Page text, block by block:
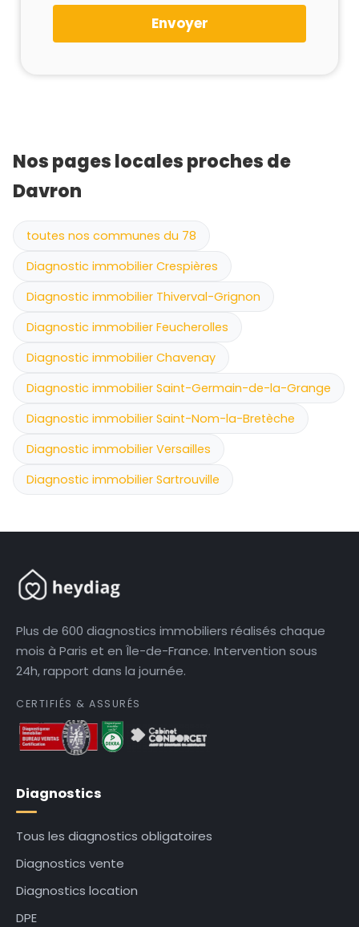
Envoyer
Nos pages locales proches de
Davron
toutes nos communes du 78
Diagnostic immobilier Crespières
Diagnostic immobilier Thiverval-Grignon
Diagnostic immobilier Feucherolles
Diagnostic immobilier Chavenay
Diagnostic immobilier Saint-Germain-de-la-Grange
Diagnostic immobilier Saint-Nom-la-Bretèche
Diagnostic immobilier Versailles
Diagnostic immobilier Sartrouville
Plus de 600 diagnostics immobiliers réalisés chaque
mois à Paris et en Île-de-France. Intervention sous
24h, rapport dans la journée.
CERTIFIÉS & ASSURÉS
Diagnostics
Tous les diagnostics obligatoires
Diagnostics vente
Diagnostics location
DPE